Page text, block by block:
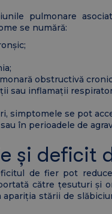
pulmonare
se numără:
obstructivă
sau inflamații
simptomele se pot
în perioadele de
și deficit
de fier pot
către țesuturi și
apariția stării de